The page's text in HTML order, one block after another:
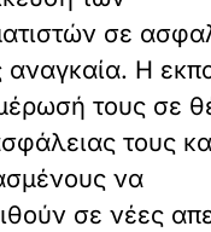
σε
αναγκαία. Η
τους σε
τους
να
σε νέες